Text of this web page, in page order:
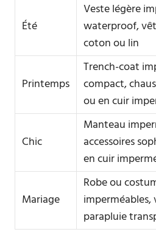
Été
Veste légère
waterproof,
coton ou lin
Printemps
Trench-coat
compact,
ou en cuir
Chic
Manteau
accessoires
en cuir
Mariage
Robe ou
parapluie